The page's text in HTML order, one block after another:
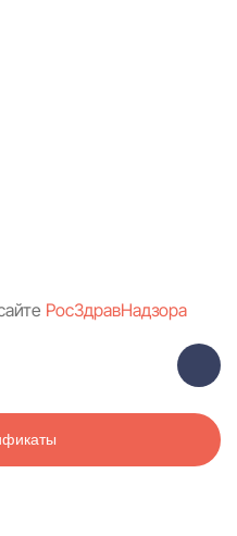
РосЗдравНадзора